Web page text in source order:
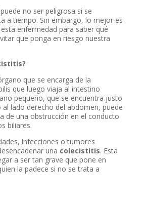
no ser peligrosa si se
a tiempo. Sin embargo, lo mejor es
enfermedad para saber qué
que ponga en riesgo nuestra
que se encarga de la
que luego viaja al intestino
pequeño, que se encuentra justo
al lado derecho del abdomen, puede
de una obstrucción en el conducto
biliares.
infecciones o tumores
una colecistitis. Esta
a ser tan grave que pone en
la padece si no se trata a